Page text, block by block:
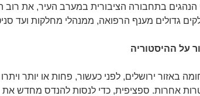
הנהגים בתחבורה הציבורית במערב העיר, את רוב
גדולים מענף הרפואה, ממנהלי מחלקות ועד
על ההיסטוריה
באזור ירושלים, לפני כעשור, פחות או יותר
אחרות. ספציפית, כדי לנסות להנדס מחדש את